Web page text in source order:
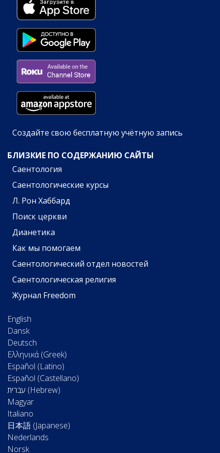
Создайте свою бесплатную учётную запись
БЛИЗКИЕ ПО СОДЕРЖАНИЮ САЙТЫ
Саентология
Саентологические курсы
Л. Рон Хаббард
Поиск церкви
Дианетика
Как мы помогаем
Саентологический отдел новостей
Саентологическая религия
Журнал Freedom
English
Dansk
Deutsch
Ελληνικά (Greek)
Español (Latino)
Español (Castellano)
Magyar
Italiano
日本語 (Japanese)
Nederlands
Norsk